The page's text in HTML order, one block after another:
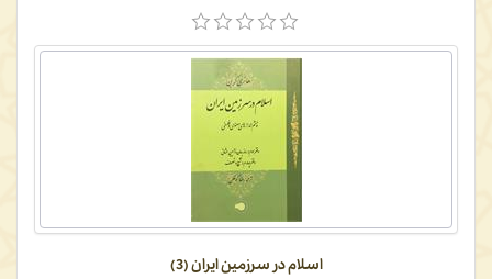
اسلام در سرزمین ایران (3)